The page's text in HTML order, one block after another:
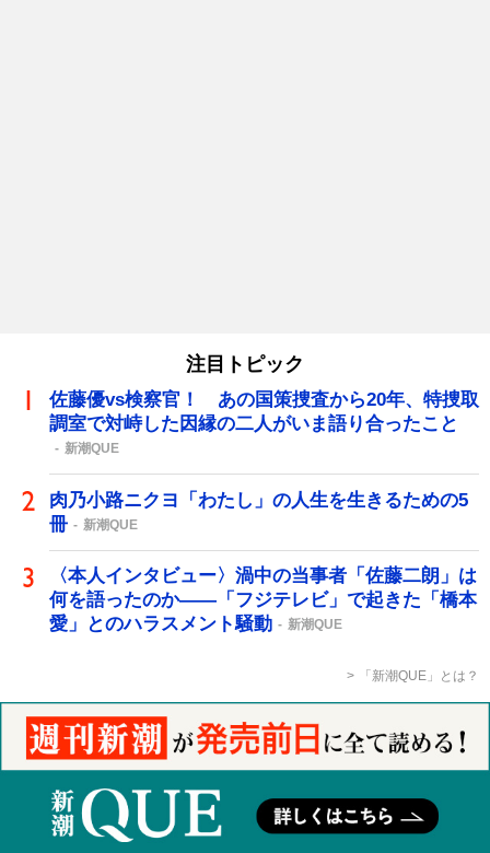
注目トピック
佐藤優vs検察官！ あの国策捜査から20年、特捜取
調室で対峙した因縁の二人がいま語り合ったこと
新潮QUE
肉乃小路ニクヨ「わたし」の人生を生きるための5
冊
新潮QUE
〈本人インタビュー〉渦中の当事者「佐藤二朗」は
何を語ったのか――「フジテレビ」で起きた「橋本
愛」とのハラスメント騒動
新潮QUE
「新潮QUE」とは？